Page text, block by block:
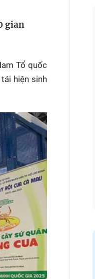
Cuộc đua xe đạp
HTV
gian
Tổ quốc
hiện sinh